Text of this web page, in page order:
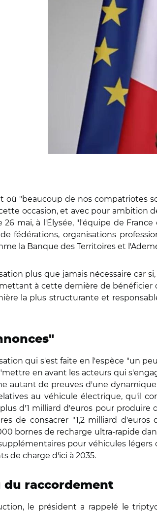
où "beaucoup de nos compatriotes
occasion, et avec pour ambition
26 mai, à l'Élysée, "l'équipe de
fédérations, organisations
la Banque des Territoires et
plus que jamais nécessaire car
à cette dernière de
la plus structurante et
qui s'est faite en l'espèce "un
en avant les acteurs qui
autant de preuves d'une
au véhicule électrique, qu'il
d'1 milliard d'euros pour produire
de consacrer "1,2 milliard
bornes de recharge ultra-rapide
pour véhicules
de charge d'ici à 2035.
du raccordement
le président a rappelé le